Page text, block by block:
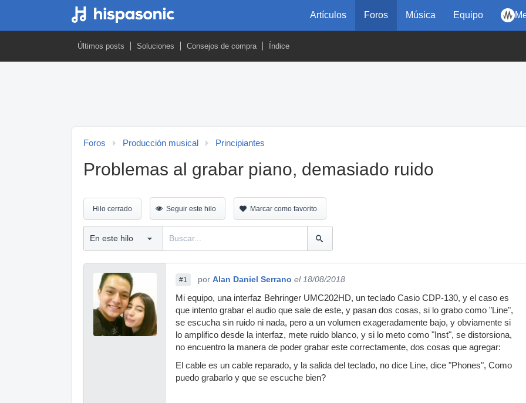
Artículos Foros Música Equipo
Últimos posts Soluciones Consejos de compra Índice
Foros Producción musical Principiantes
Problemas al grabar piano, demasiado ruido
Hilo cerrado Seguir este hilo Marcar como favorito
#1 por Alan Daniel Serrano el 18/08/2018
Mi equipo, una interfaz Behringer UMC202HD, un teclado Casio CDP-130, y el caso es
que intento grabar el audio que sale de este, y pasan dos cosas, si lo grabo como "Line",
se escucha sin ruido ni nada, pero a un volumen exageradamente bajo, y obviamente si
lo amplifico desde la interfaz, mete ruido blanco, y si lo meto como "Inst", se distorsiona,
no encuentro la manera de poder grabar este correctamente, dos cosas que agregar:
El cable es un cable reparado, y la salida del teclado, no dice Line, dice "Phones", Como
puedo grabarlo y que se escuche bien?